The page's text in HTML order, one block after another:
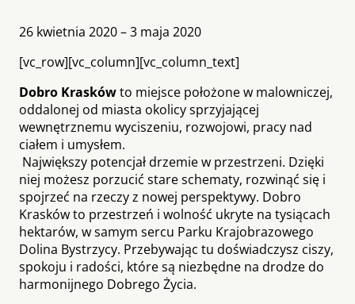
26 kwietnia 2020 – 3 maja 2020
[vc_row][vc_column][vc_column_text]
Dobro Kraskówto miejsce położone w malowniczej,
oddalonej od miasta okolicy sprzyjającej
wewnętrznemu wyciszeniu, rozwojowi, pracy nad
ciałem i umysłem.
Największy potencjał drzemie w przestrzeni. Dzięki
niej możesz porzucić stare schematy, rozwinąć się i
spojrzeć na rzeczy z nowej perspektywy. Dobro
Krasków to przestrzeń i wolność ukryte na tysiącach
hektarów, w samym sercu Parku Krajobrazowego
Dolina Bystrzycy. Przebywając tu doświadczysz ciszy,
spokoju i radości, które są niezbędne na drodze do
harmonijnego Dobrego Życia.